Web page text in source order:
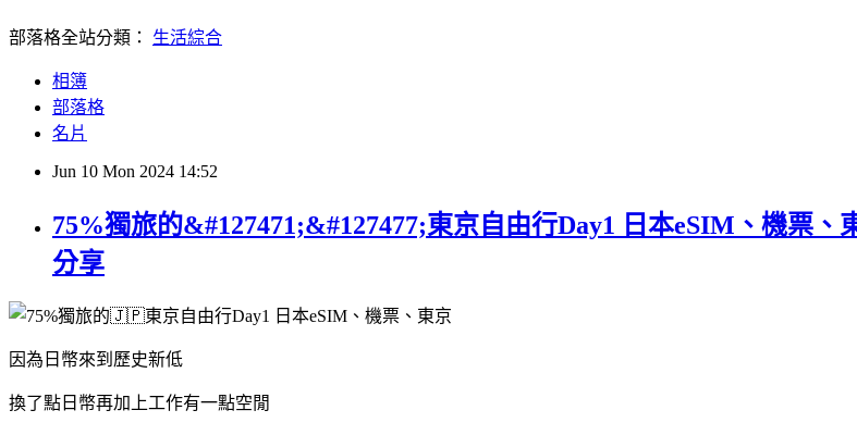
部落格全站分類： 生活綜合
相簿
部落格
名片
Jun 10 Mon 2024 14:52
75%獨旅的&#127471;&#127477;東京自由行Day1 日本eSIM、機票
分享
因為日幣來到歷史新低
換了點日幣再加上工作有一點空閒